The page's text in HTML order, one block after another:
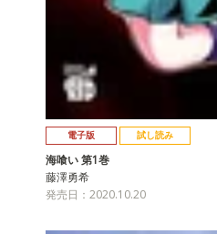
電子版 試し読み
海喰い 第1巻
藤澤勇希
発売日：2020.10.20